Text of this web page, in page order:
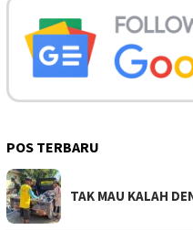
POS TERBARU
TAK MAU KALAH